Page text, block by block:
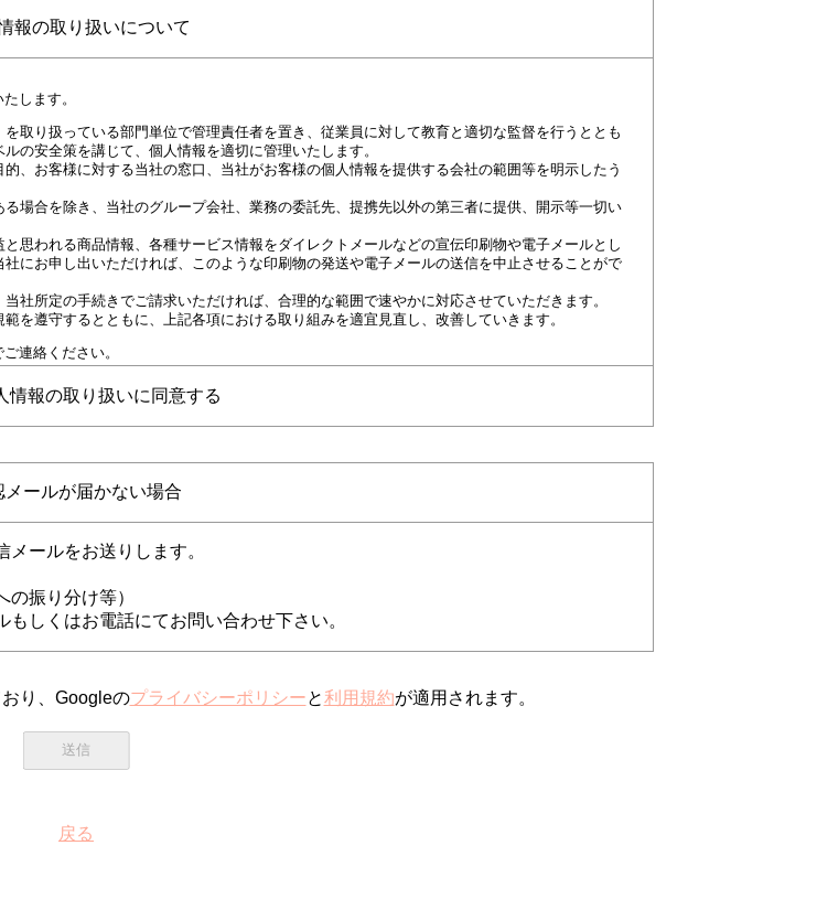
報の取り扱いについて
します。
取り扱っている部門単位で管理責任者を置き、従業員に対して教育と適切な監督を行うととも
の安全策を講じて、個人情報を適切に管理いたします。
、お客様に対する当社の窓口、当社がお客様の個人情報を提供する会社の範囲等を明示したう
場合を除き、当社のグループ会社、業務の委託先、提携先以外の第三者に提供、開示等一切い
思われる商品情報、各種サービス情報をダイレクトメールなどの宣伝印刷物や電子メールとし
にお申し出いただければ、このような印刷物の発送や電子メールの送信を中止させることがで
社所定の手続きでご請求いただければ、合理的な範囲で速やかに対応させていただきます。
を遵守するとともに、上記各項における取り組みを適宜見直し、改善していきます。
連絡ください。
情報の取り扱いに同意する
メールが届かない場合
ールをお送りします。
振り分け等）
しくはお電話にてお問い合わせ下さい。
り、Googleのプライバシーポリシーと利用規約が適用されます。
戻る